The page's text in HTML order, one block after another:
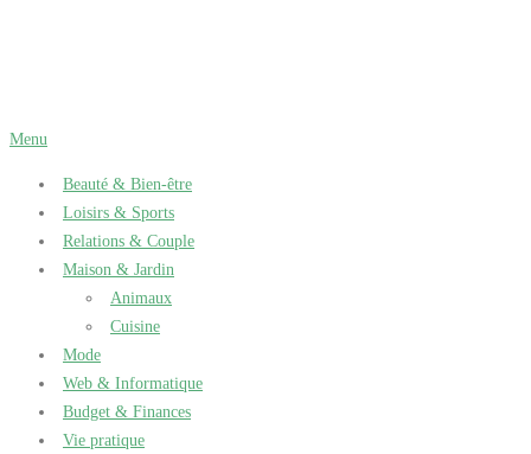
Menu
Beauté & Bien-être
Loisirs & Sports
Relations & Couple
Maison & Jardin
Animaux
Cuisine
Mode
Web & Informatique
Budget & Finances
Vie pratique